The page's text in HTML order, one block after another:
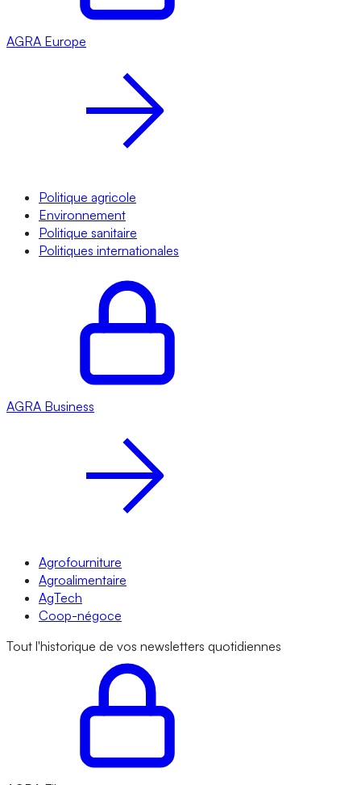
AGRA Europe
Politique agricole
Environnement
Politique sanitaire
Politiques internationales
AGRA Business
Agrofourniture
Agroalimentaire
AgTech
Coop-négoce
Tout l'historique de vos newsletters quotidiennes